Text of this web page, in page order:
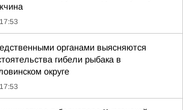
17:53
органами выясняются
гибели рыбака в
округе
17:53